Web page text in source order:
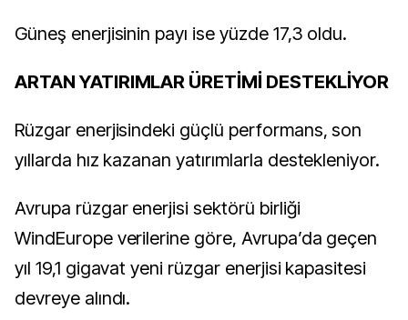
Güneş enerjisinin payı ise yüzde 17,3 oldu.
ARTAN YATIRIMLAR ÜRETİMİ DESTEKLİYOR
Rüzgar enerjisindeki güçlü performans, son
yıllarda hız kazanan yatırımlarla destekleniyor.
Avrupa rüzgar enerjisi sektörü birliği
WindEurope verilerine göre, Avrupa’da geçen
yıl 19,1 gigavat yeni rüzgar enerjisi kapasitesi
devreye alındı.